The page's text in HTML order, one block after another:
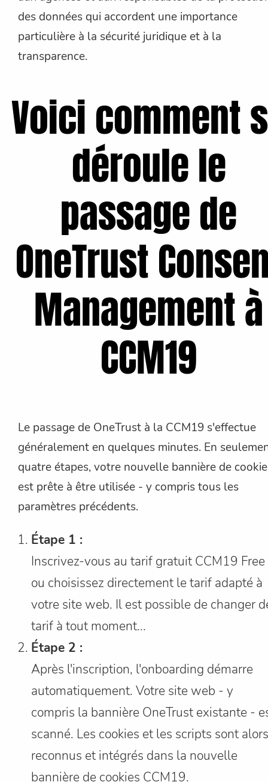
des données qui accordent une importance
particulière à la sécurité juridique et à la
transparence.
Voici comment
déroule le
passage de
OneTrust
Management à
CCM19
Le passage de OneTrust à la CCM19 s'effectue
généralement en quelques minutes. En
quatre étapes, votre nouvelle bannière de cookie
est prête à être utilisée - y compris tous les
paramètres précédents.
Étape 1 :
Inscrivez-vous au tarif gratuit CCM19 Free
ou choisissez directement le tarif adapté à
votre site web. Il est possible de changer
tarif à tout moment...
Étape 2 :
Après l'inscription, l'onboarding démarre
automatiquement. Votre site web - y
compris la bannière OneTrust existante -
scanné. Les cookies et les scripts sont
reconnus et intégrés dans la nouvelle
bannière de cookies CCM19.